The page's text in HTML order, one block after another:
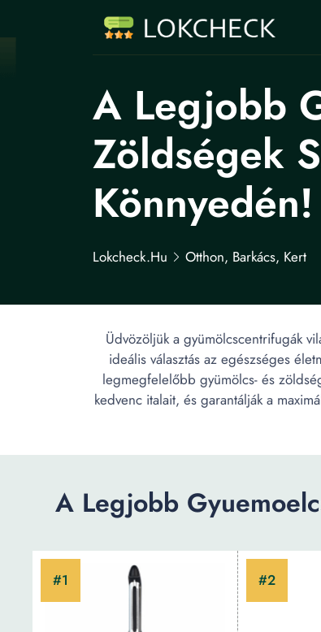
A Legjobb
Zöldségek
Könnyedén!
Lokcheck.hu Otthon, Barkács, Kert
Üdvözöljük a gyümölcscentrifugák
ideális választás az egészséges
legmegfelelőbb gyümölcs- és
kedvenc italait, és garantálják a
A Legjobb